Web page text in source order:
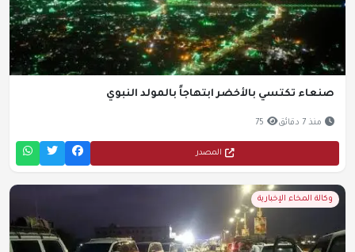
صنعاء تكتسي بالأخضر ابتهاجاً بالمولد النبوي
منذ 7 دقائق 75
المصدر
وكالة المخاء الإخبارية